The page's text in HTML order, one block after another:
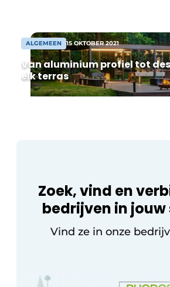
Southampton FC en […]
ALGEMEEN 15 OKTOBER 2021
Van aluminium profiel tot
elk terras
Zoek, vind en
bedrijven in jouw
Vind ze in onze